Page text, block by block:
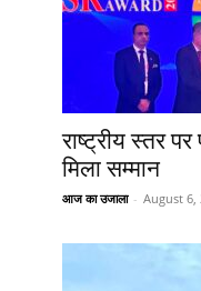
राष्ट्रीय स्तर
मिला सम्मान
आज का उजाला - August 6,